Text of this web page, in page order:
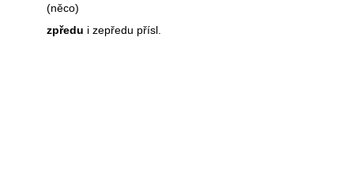
(něco)
zpředu i zepředu přísl.